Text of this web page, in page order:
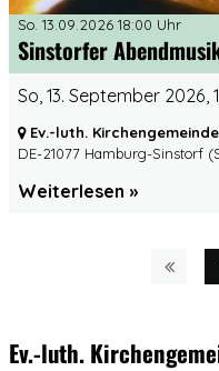
So. 13.09.2026 18:00 Uhr
Sinstorfer
So, 13. September 2026,
Ev.-luth.
DE-21077 Hamburg-Sinstorf
Weiterlesen
Ev.-luth.